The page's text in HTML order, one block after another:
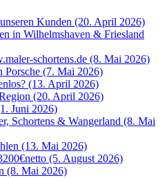
Kunden (20. April 2026)
in Wilhelmshaven & Friesland
schortens.de (8. Mai 2026)
Porsche (7. Mai 2026)
(13. April 2026)
(20. April 2026)
Juni 2026)
Schortens & Wangerland (8. Mai
(13. Mai 2026)
(5. August 2026)
(8. Mai 2026)